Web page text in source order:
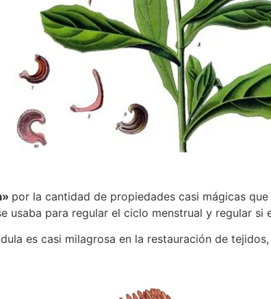
por la cantidad de propiedades casi mágicas
usaba para regular el ciclo menstrual y regular si
es casi milagrosa en la restauración de